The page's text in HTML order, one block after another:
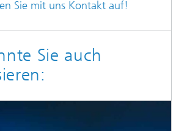
Sie mit uns Kontakt auf!
Sie auch